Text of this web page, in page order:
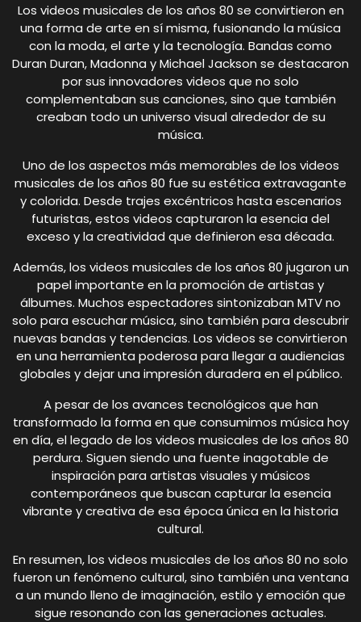
Los videos musicales de los años 80 se convirtieron en
una forma de arte en sí misma, fusionando la música
con la moda, el arte y la tecnología. Bandas como
Duran Duran, Madonna y Michael Jackson se destacaron
por sus innovadores videos que no solo
complementaban sus canciones, sino que también
creaban todo un universo visual alrededor de su
música.
Uno de los aspectos más memorables de los videos
musicales de los años 80 fue su estética extravagante
y colorida. Desde trajes excéntricos hasta escenarios
futuristas, estos videos capturaron la esencia del
exceso y la creatividad que definieron esa década.
Además, los videos musicales de los años 80 jugaron un
papel importante en la promoción de artistas y
álbumes. Muchos espectadores sintonizaban MTV no
solo para escuchar música, sino también para descubrir
nuevas bandas y tendencias. Los videos se convirtieron
en una herramienta poderosa para llegar a audiencias
globales y dejar una impresión duradera en el público.
A pesar de los avances tecnológicos que han
transformado la forma en que consumimos música hoy
en día, el legado de los videos musicales de los años 80
perdura. Siguen siendo una fuente inagotable de
inspiración para artistas visuales y músicos
contemporáneos que buscan capturar la esencia
vibrante y creativa de esa época única en la historia
cultural.
En resumen, los videos musicales de los años 80 no solo
fueron un fenómeno cultural, sino también una ventana
a un mundo lleno de imaginación, estilo y emoción que
sigue resonando con las generaciones actuales.